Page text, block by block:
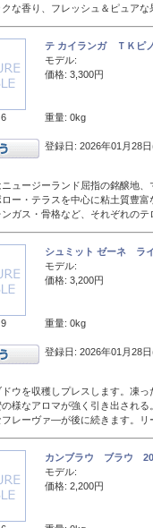
な香り、フレッシュ＆ピュア
テ カイランガ ＴＫピ
モデル:
価格: 3,300円
重量: 0kg
登録日: 2026年01月28
ュージーランド屈指の銘醸地
ー・テラスを中心に粘土質豊
ガス・骨格など、それぞれの
シュミット ゼーネ ラ
モデル:
価格: 3,200円
重量: 0kg
登録日: 2026年01月28
ウを収穫しプレスします。凍
様なアロマが強く引き出され
フレーヴァ―が後に続きます。
カンブラウ ブラウ
モデル:
価格: 2,200円